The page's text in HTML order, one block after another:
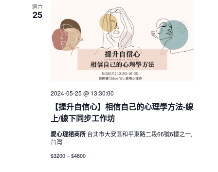
週六
25
【提升自信心】相信自己的心理學方法-線
上/線下同步工作坊
2024-05-25 @ 13:30:00
愛心理諮商所 台北市大安區和平東路二段66號6樓之一,
台灣
$3200 – $4800